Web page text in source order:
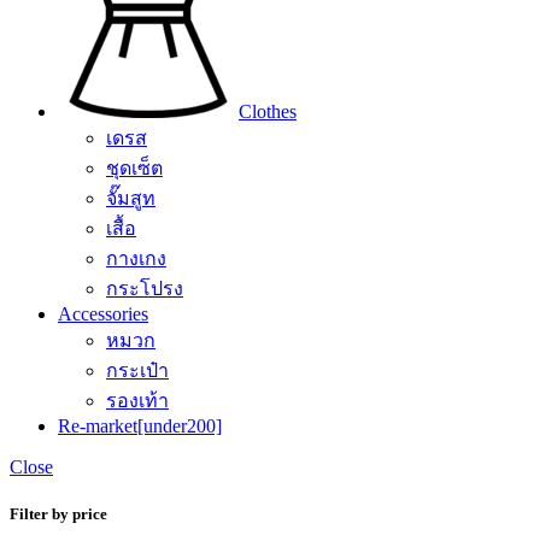
Clothes
เดรส
ชุดเซ็ต
จั๊มสูท
เสื้อ
กางเกง
กระโปรง
Accessories
หมวก
กระเป๋า
รองเท้า
Re-market[under200]
Close
Filter by price